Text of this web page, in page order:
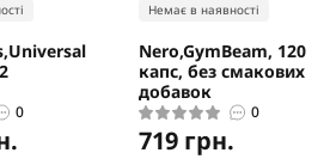
0
Немає в наявності
Nero,GymBeam, 120
капс, без смакових
добавок
0
719 грн.